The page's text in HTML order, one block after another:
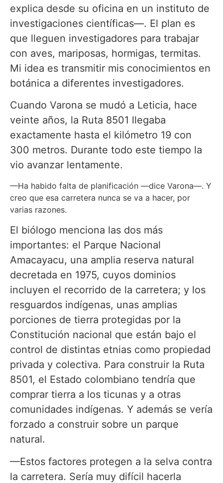
explica desde su oficina en un instituto de
investigaciones científicas—. El plan es
que lleguen investigadores para trabajar
con aves, mariposas, hormigas, termitas.
Mi idea es transmitir mis conocimientos en
botánica a diferentes investigadores.
Cuando Varona se mudó a Leticia, hace
veinte años, la Ruta 8501 llegaba
exactamente hasta el kilómetro 19 con
300 metros. Durante todo este tiempo la
vio avanzar lentamente.
—Ha habido falta de planificación —dice Varona—. Y
creo que esa carretera nunca se va a hacer, por
varias razones.
El biólogo menciona las dos más
importantes: el Parque Nacional
Amacayacu, una amplia reserva natural
decretada en 1975, cuyos dominios
incluyen el recorrido de la carretera; y los
resguardos indígenas, unas amplias
porciones de tierra protegidas por la
Constitución nacional que están bajo el
control de distintas etnias como propiedad
privada y colectiva. Para construir la Ruta
8501, el Estado colombiano tendría que
comprar tierra a los ticunas y a otras
comunidades indígenas. Y además se vería
forzado a construir sobre un parque
natural.
—Estos factores protegen a la selva contra
la carretera. Sería muy difícil hacerla